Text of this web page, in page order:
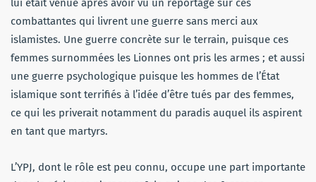
combattantes qui livrent une guerre sans merci aux
islamistes. Une guerre concrète sur le terrain, puisque ces
femmes surnommées les Lionnes ont pris les armes ; et aussi
une guerre psychologique puisque les hommes de l’État
islamique sont terrifiés à l’idée d’être tués par des femmes,
ce qui les priverait notamment du paradis auquel ils aspirent
en tant que martyrs.
L’YPJ, dont le rôle est peu connu, occupe une part importante